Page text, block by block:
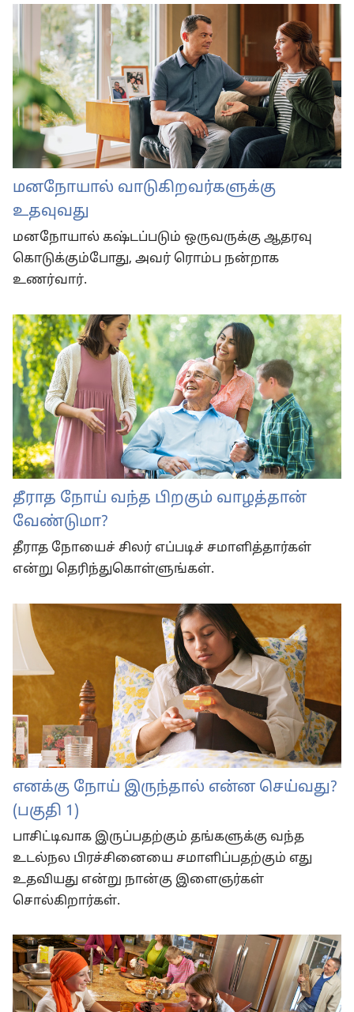
மனநோயால் வாடுகிறவர்களுக்கு
உதவுவது
மனநோயால் கஷ்டப்படும் ஒருவருக்கு ஆதரவு
கொடுக்கும்போது, அவர் ரொம்ப நன்றாக
உணர்வார்.
தீராத நோய் வந்த பிறகும் வாழத்தான்
வேண்டுமா?
தீராத நோயைச் சிலர் எப்படிச் சமாளித்தார்கள்
என்று தெரிந்துகொள்ளுங்கள்.
எனக்கு நோய் இருந்தால் என்ன செய்வது?
(பகுதி 1)
பாசிட்டிவாக இருப்பதற்கும் தங்களுக்கு வந்த
உடல்நல பிரச்சினையை சமாளிப்பதற்கும் எது
உதவியது என்று நான்கு இளைஞர்கள்
சொல்கிறார்கள்.